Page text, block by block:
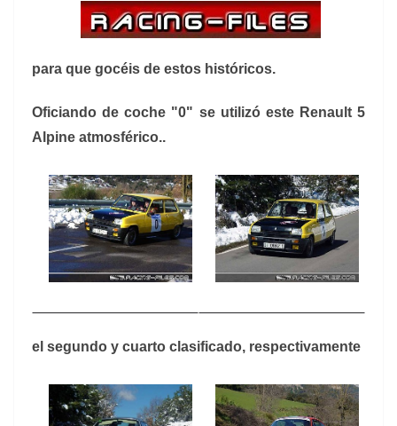
para que gocéis de estos históricos.
Oficiando de coche "0" se utilizó este Renault 5
Alpine atmosférico..
el segundo y cuarto clasificado, respectivamente